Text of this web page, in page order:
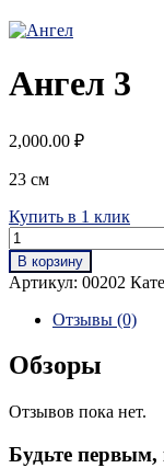
Ангел 3
2,000.00 ₽
23 см
Купить в 1 клик
В корзину
Артикул: 00202
Отзывы (0)
Обзоры
Отзывов пока нет.
Будьте первым,